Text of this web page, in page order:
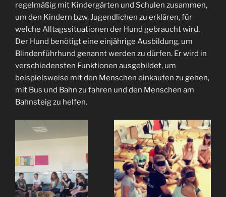
regelmäßig mit Kindergärten und Schulen zusammen,
um den Kindern bzw. Jugendlichen zu erklären, für
welche Alltagssituationen der Hund gebraucht wird.
Der Hund benötigt eine einjährige Ausbildung, um
Blindenführhund genannt werden zu dürfen. Er wird in
verschiedensten Funktionen ausgebildet, um
beispielsweise mit den Menschen einkaufen zu gehen,
mit Bus und Bahn zu fahren und den Menschen am
Bahnsteig zu helfen.